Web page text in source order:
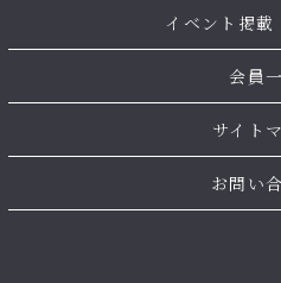
イベント掲載
会員
サイト
お問い